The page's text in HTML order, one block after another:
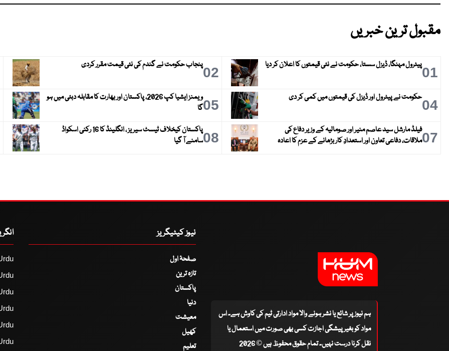
مقبول ترین خبریں
01پیٹرول مہنگا، ڈیزل سستا، حکومت نے نئی قیمتوں کا اعلان کر دیا 02پنجاب حکومت نے گندم کی نئی قیمت مقرر کردی
04حکومت نے پیٹرول اور ڈیزل کی قیمتوں میں کمی کر دی 05
ویمنز ایشیا کپ 2026، پاکستان اور بھارت کا مقابلہ دبئی میں ہو
گا
07فیلڈ مارشل سید عاصم منیر اور صومالیہ کے وزیر دفاع کی
ملاقات، دفاعی تعاون اور استعدادِ کار بڑھانے کے عزم کا اعادہ
08
پاکستان کیخلاف ٹیسٹ سیریز ، انگلینڈ کا 16 رکنی اسکواڈ
سامنے آ گیا
ہم نیوز پر شائع یا نشر ہونے والا مواد ادارتی ٹیم کی کاوش ہے۔ اس
مواد کو بغیر پیشگی اجازت کسی بھی صورت میں استعمال یا
نقل کرنا درست نہیں۔ تمام حقوق محفوظ ہیں © 2026
نیوز کیٹیگریز
صفحۂ اول
تازہ ترین
پاکستان
دنیا
معیشت
کھیل
تعلیم